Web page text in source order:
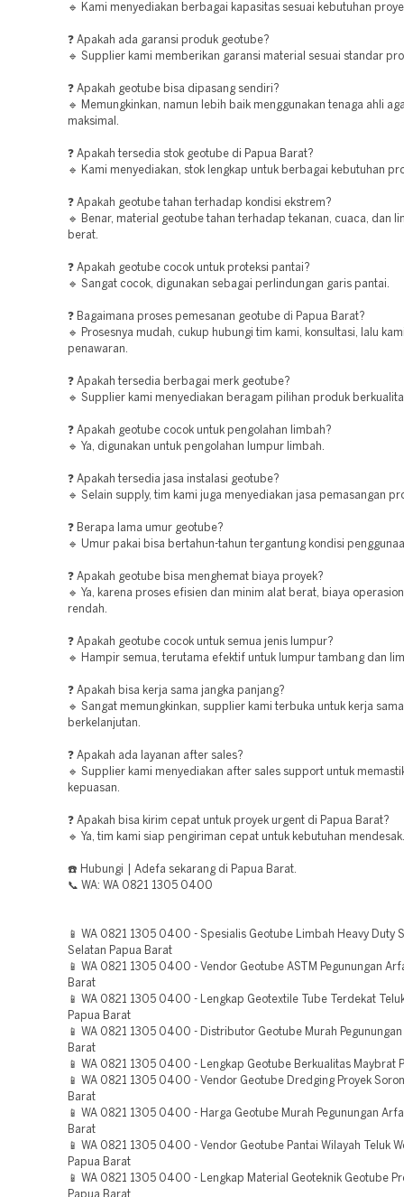
🔹 Kami menyediakan berbagai kapasitas sesuai kebutuhan
❓ Apakah ada garansi produk geotube?
🔹 Supplier kami memberikan garansi material sesuai standar
❓ Apakah geotube bisa dipasang sendiri?
🔹 Memungkinkan, namun lebih baik menggunakan tenaga ahli
maksimal.
❓ Apakah tersedia stok geotube di Papua Barat?
🔹 Kami menyediakan, stok lengkap untuk berbagai kebutuhan
❓ Apakah geotube tahan terhadap kondisi ekstrem?
🔹 Benar, material geotube tahan terhadap tekanan, cuaca, dan
berat.
❓ Apakah geotube cocok untuk proteksi pantai?
🔹 Sangat cocok, digunakan sebagai perlindungan garis pantai.
❓ Bagaimana proses pemesanan geotube di Papua Barat?
🔹 Prosesnya mudah, cukup hubungi tim kami, konsultasi, lalu
penawaran.
❓ Apakah tersedia berbagai merk geotube?
🔹 Supplier kami menyediakan beragam pilihan produk
❓ Apakah geotube cocok untuk pengolahan limbah?
🔹 Ya, digunakan untuk pengolahan lumpur limbah.
❓ Apakah tersedia jasa instalasi geotube?
🔹 Selain supply, tim kami juga menyediakan jasa pemasangan
❓ Berapa lama umur geotube?
🔹 Umur pakai bisa bertahun-tahun tergantung kondisi
❓ Apakah geotube bisa menghemat biaya proyek?
🔹 Ya, karena proses efisien dan minim alat berat, biaya
rendah.
❓ Apakah geotube cocok untuk semua jenis lumpur?
🔹 Hampir semua, terutama efektif untuk lumpur tambang dan
❓ Apakah bisa kerja sama jangka panjang?
🔹 Sangat memungkinkan, supplier kami terbuka untuk kerja sama
berkelanjutan.
❓ Apakah ada layanan after sales?
🔹 Supplier kami menyediakan after sales support untuk
kepuasan.
❓ Apakah bisa kirim cepat untuk proyek urgent di Papua Barat?
🔹 Ya, tim kami siap pengiriman cepat untuk kebutuhan mendesak.
☎️ Hubungi | Adefa sekarang di Papua Barat.
📞 WA: WA 0821 1305 0400
📱 WA 0821 1305 0400 - Spesialis Geotube Limbah Heavy Duty
Selatan Papua Barat
📱 WA 0821 1305 0400 - Vendor Geotube ASTM Pegunungan
Barat
📱 WA 0821 1305 0400 - Lengkap Geotextile Tube Terdekat
Papua Barat
📱 WA 0821 1305 0400 - Distributor Geotube Murah
Barat
📱 WA 0821 1305 0400 - Lengkap Geotube Berkualitas Maybrat
📱 WA 0821 1305 0400 - Vendor Geotube Dredging Proyek
Barat
📱 WA 0821 1305 0400 - Harga Geotube Murah Pegunungan
Barat
📱 WA 0821 1305 0400 - Vendor Geotube Pantai Wilayah Teluk
Papua Barat
📱 WA 0821 1305 0400 - Lengkap Material Geoteknik Geotube
Papua Barat